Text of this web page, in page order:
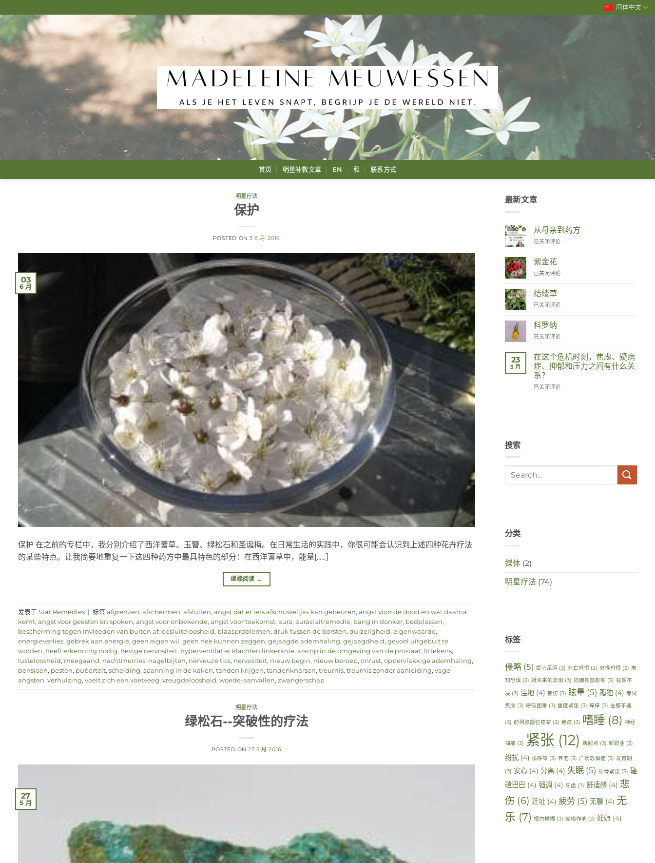
到
内
容
简体中文
首页 明星补救文章 EN 和 联系方式
明星疗法
保护
POSTED ON3 6 月 2016
03
6 月
保护 在之前的专栏中，我分别介绍了西洋蓍草、玉簪、绿松石和圣诞梅。在日常生活的实践中，你很可能会认识到上述四种花卉疗法
的某些特点。让我简要地重复一下这四种药方中最具特色的部分：在西洋蓍草中，能量[......］
继续阅读 →
发表于 Star Remedies | 标签 afgrenzen, afschermen, afsluiten, angst dat er iets afschuwelijks kan gebeuren, angst voor de dood en wat daarna
komt, angst voor geesten en spoken, angst voor onbekende, angst voor toekomst, aura, aurasluitremedie, bang in donker, bedplassen,
bescherming tegen invloeden van buiten af, besluiteloosheid, blaasproblemen, druk tussen de borsten, duizeligheid, eigenwaarde,
energieverlies, gebrek aan energie, geen eigen wil, geen nee kunnen zeggen, gejaagde ademhaling, gejaagdheid, gevoel uitgebuit te
worden, heeft erkenning nodig, hevige nervositeit, hyperventilatie, klachten linkerknie, kramp in de omgeving van de prostaat, littekens,
lusteloosheid, meegaand, nachtmerries, nagelbijten, nerveuze tics, nervositeit, nieuw begin, nieuw beroep, onrust, oppervlakkige ademhaling,
pensioen, pesten, puberteit, scheiding, spanning in de kaken, tanden krijgen, tandenknarsen, treurnis, treurnis zonder aanleiding, vage
angsten, verhuizing, voelt zich een voetveeg, vreugdeloosheid, woede-aanvallen, zwangerschap
明星疗法
绿松石--突破性的疗法
POSTED ON27 5 月 2016
27
5 月
最新文章
从母亲到药方
Van
tot
Remedies
已关闭评论
紫金花
Zinnia
已关闭评论
结缕草
Duizendknoop
已关闭评论
科罗纳
Corona
已关闭评论
23
3 月
在这个危机时刻，焦虑、疑病
症、抑郁和压力之间有什么关
系？
Wat
in
deze
已关闭评论
搜索
分类
媒体(2)
明星疗法 (74)
标签
侵略(5) 提心吊胆 (3) 死亡恐惧(3) 鬼怪恐惧(3) 未
知恐惧(3) 对未来的恐惧(3) 抵御外部影响 (3) 犹豫不
决(3) 洼地(4) 哀伤 (3) 眩晕 (5) 孤独 (4) 考试
焦虑 (3) 呼吸困难 (3) 重度紧张(3) 痒痒 (3) 左膝不适
(3) 前列腺部位痉挛 (3) 疤痕 (3) 嗜睡(8) 神经
抽搐 (3) 紧张 (12) 新起点 (3) 新职业 (3)
纷扰(4) 浅呼吸 (3) 养老 (3) 广场恐惧症(3) 发育期
(3) 安心(4) 分离(4) 失眠(5) 颌骨紧张(3) 磕
磕巴巴(4) 强调 (4) 牙齿 (3) 舒适感(4) 悲
伤 (6) 迁址(4) 疲劳(5) 无聊(4) 无
乐 (7) 视力模糊 (3) 嗡嗡作响 (3) 妊娠(4)